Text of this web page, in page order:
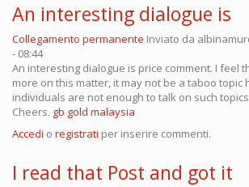
An interesting dialogue is
Collegamento permanente Inviato da
- 08:44
An interesting dialogue is price comment. I feel
more on this matter, it may not be a taboo topic
individuals are not enough to talk on such
Cheers. gb gold malaysia
Accedi o registrati per inserire commenti.
I read that Post and got it